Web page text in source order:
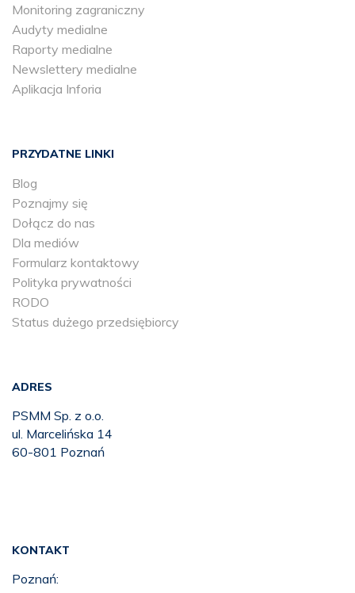
Monitoring zagraniczny
Audyty medialne
Raporty medialne
Newslettery medialne
Aplikacja Inforia
PRZYDATNE LINKI
Blog
Poznajmy się
Dołącz do nas
Dla mediów
Formularz kontaktowy
Polityka prywatności
RODO
Status dużego przedsiębiorcy
ADRES
PSMM Sp. z o.o.
ul. Marcelińska 14
60-801 Poznań
KONTAKT
Poznań: